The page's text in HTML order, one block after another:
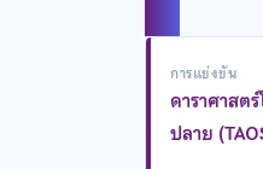
การแข่งขัน
ดาราศาสต
ปลาย